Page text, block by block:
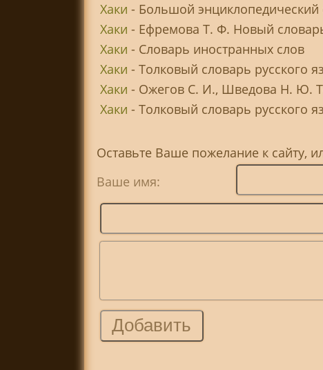
Хаки - Большой энциклопедический
Хаки - Ефремова Т. Ф. Новый
Хаки - Словарь иностранных слов
Хаки - Толковый словарь русского
Хаки - Ожегов С. И., Шведова Н. Ю.
Хаки - Толковый словарь русского
Оставьте Ваше пожелание к сайту,
Ваше имя: